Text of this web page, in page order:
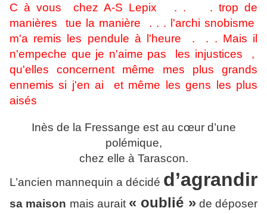
C à vous chez A-S Lepix . . . trop de
manières tue la manière . . . l'archi snobisme
m'a remis les pendule à l'heure . . . Mais il
n'empeche que je n'aime pas les injustices ,
qu'elles concernent même mes plus grands
ennemissi j'en ai et même les gens les plus
aisés
Inès de la Fressange est au cœur d’une
polémique,
chez elle à Tarascon.
L’ancien mannequin a décidé d’agrandir
sa maison mais aurait « oublié »de déposer